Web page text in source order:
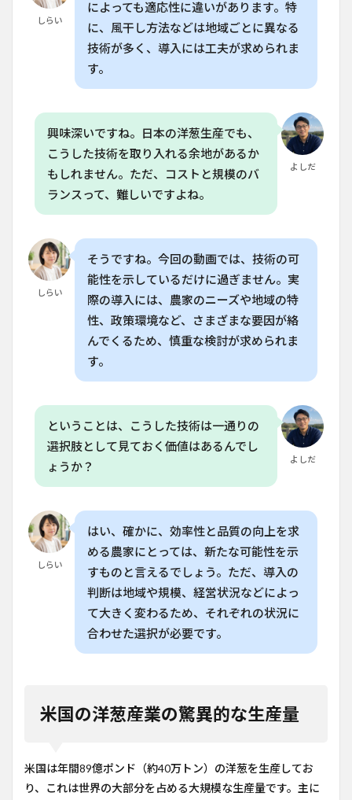
しらい
によっても適応性に違いがあります。特
に、風干し方法などは地域ごとに異なる
技術が多く、導入には工夫が求められま
す。
よしだ
興味深いですね。日本の洋葱生産でも、
こうした技術を取り入れる余地があるか
もしれません。ただ、コストと規模のバ
ランスって、難しいですよね。
しらい
そうですね。今回の動画では、技術の可
能性を示しているだけに過ぎません。実
際の導入には、農家のニーズや地域の特
性、政策環境など、さまざまな要因が絡
んでくるため、慎重な検討が求められま
す。
よしだ
ということは、こうした技術は一通りの
選択肢として見ておく価値はあるんでし
ょうか？
しらい
はい、確かに、効率性と品質の向上を求
める農家にとっては、新たな可能性を示
すものと言えるでしょう。ただ、導入の
判断は地域や規模、経営状況などによっ
て大きく変わるため、それぞれの状況に
合わせた選択が必要です。
米国の洋葱産業の驚異的な生産量
米国は年間89億ポンド（約40万トン）の洋葱を生産してお
り、これは世界の大部分を占める大規模な生産量です。主に